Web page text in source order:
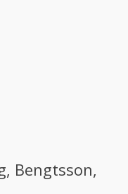
Bengtsson,